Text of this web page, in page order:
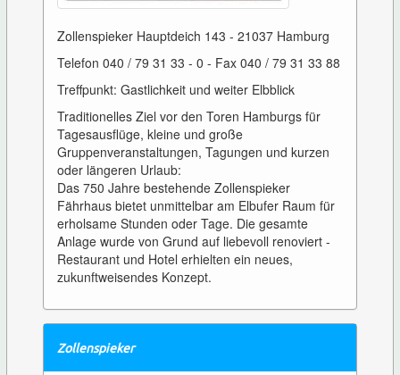
Zollenspieker Hauptdeich 143 - 21037 Hamburg
Telefon 040 / 79 31 33 - 0 - Fax 040 / 79 31 33 88
Treffpunkt: Gastlichkeit und weiter Elbblick
Traditionelles Ziel vor den Toren Hamburgs für
Tagesausflüge, kleine und große
Gruppenveranstaltungen, Tagungen und kurzen
oder längeren Urlaub:
Das 750 Jahre bestehende Zollenspieker
Fährhaus bietet unmittelbar am Elbufer Raum für
erholsame Stunden oder Tage. Die gesamte
Anlage wurde von Grund auf liebevoll renoviert -
Restaurant und Hotel erhielten ein neues,
zukunftweisendes Konzept.
Zollenspieker